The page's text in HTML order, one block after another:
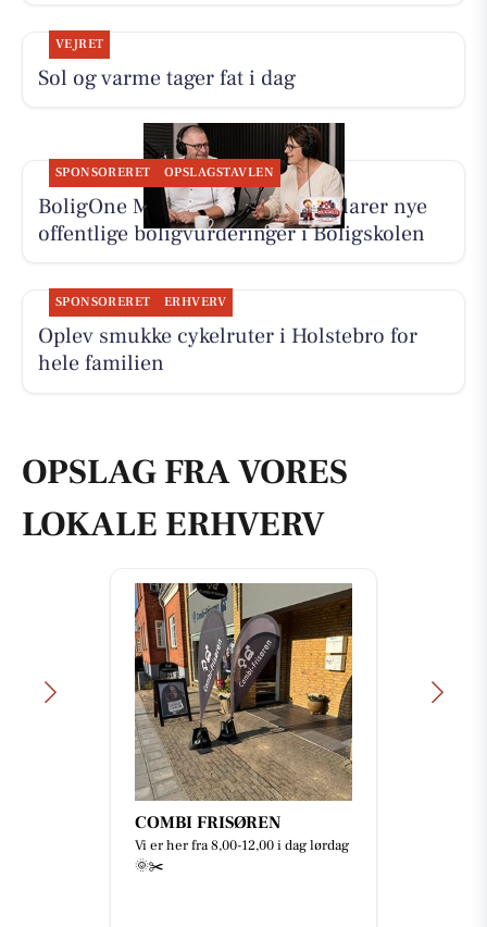
VEJRET
Sol og varme tager fat i dag
SPONSORERET OPSLAGSTAVLEN
BoligOne Mogens Kragh I/S forklarer nye
offentlige boligvurderinger i Boligskolen
SPONSORERET ERHVERV
Oplev smukke cykelruter i Holstebro for
hele familien
OPSLAG FRA VORES
LOKALE ERHVERV
Bianca Pure Skin
Ihhh jeg glæder mig SÅ meget til at
disse skulpturelle sæbe skåle med